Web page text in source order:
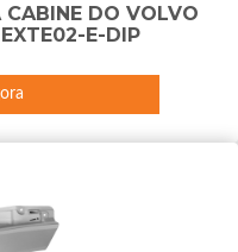
DO VOLVO
E-DIP